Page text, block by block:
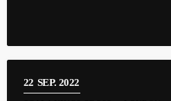
22 SEP. 2022